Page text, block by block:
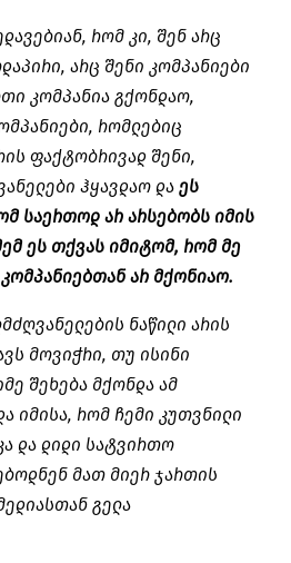
რომ კი, შენ არც
არც შენი კომპანიები
კომპანია გქონდაო,
რომლებიც
ფაქტობრივად შენი,
ჰყავდაო და ეს
საერთოდ არ არსებობს იმის
ეს თქვას იმიტომ, რომ მე
კომპანიებთან არ მქონიაო.
ნაწილი არის
მოვიჭრი, თუ ისინი
შეხება მქონდა ამ
იმისა, რომ ჩემი კუთვნილი
და დიდი სატვირთო
მათ მიერ ჯართის
გელა